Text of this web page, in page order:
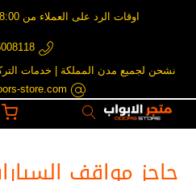
اوقات الرد على العملاء من 8:00 صباحا وحتى 6:00 مساءا
نشحن لجميع مدن المملكة | خدمات
store.com